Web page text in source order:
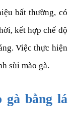
bất thường, có
kết hợp chế độ
Việc thực hiện
sùi mào gà.
gà bằng lá